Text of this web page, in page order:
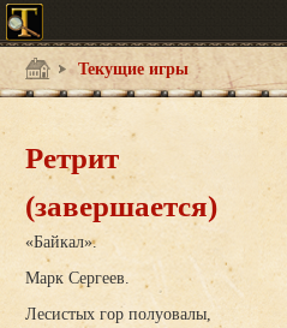
Текущие игры
Ретрит
(завершается)
«Байкал».
Марк Сергеев.
Лесистых гор полуовалы,